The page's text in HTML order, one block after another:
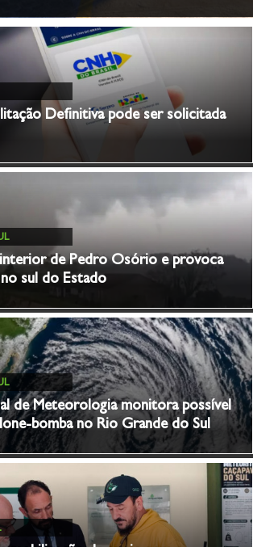
Definitiva pode ser solicitada
de Pedro Osório e provoca
sul do Estado
de Meteorologia monitora possível
bomba no Rio Grande do Sul